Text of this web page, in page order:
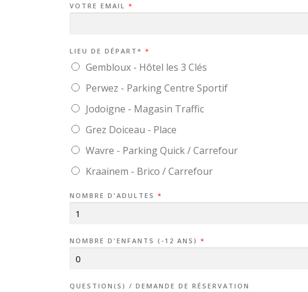
VOTRE EMAIL *
LIEU DE DÉPART* *
Gembloux - Hôtel les 3 Clés
Perwez - Parking Centre Sportif
Jodoigne - Magasin Traffic
Grez Doiceau - Place
Wavre - Parking Quick / Carrefour
Kraainem - Brico / Carrefour
NOMBRE D'ADULTES *
NOMBRE D'ENFANTS (-12 ANS) *
QUESTION(S) / DEMANDE DE RÉSERVATION